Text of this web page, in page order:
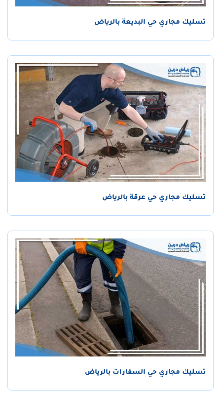
تسليك مجاري حي البديعة بالرياض
تسليك مجاري حي عرقة بالرياض
تسليك مجاري حي السفارات بالرياض